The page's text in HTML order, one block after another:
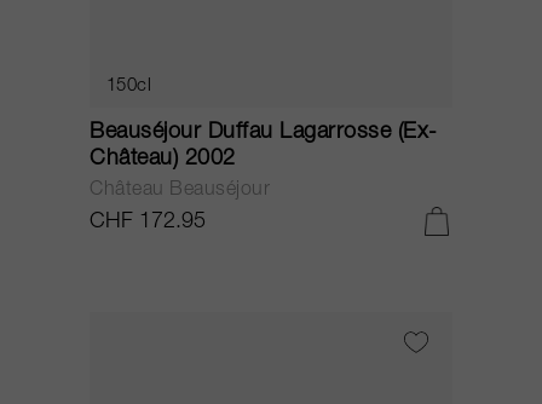
150cl
Beauséjour Duffau Lagarrosse (Ex-
Château) 2002
Château Beauséjour
CHF 172.95